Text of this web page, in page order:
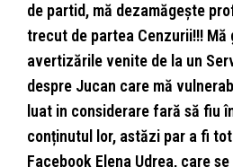
de partid, mă dezamăgește
trecut de partea Cenzurii!!! Mă
avertizările venite de la un
despre Jucan care mă
luat in considerare fară să fiu
conținutul lor, astăzi par a fi
Facebook Elena Udrea, care